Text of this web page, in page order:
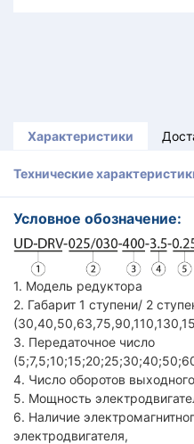
Характеристики
Технические
Условное обозначение:
1. Модель редуктора
2. Габарит 1 ступени/ 2
3. Передаточное число
4. Число оборотов
5. Мощность
6. Наличие
электродвигателя,